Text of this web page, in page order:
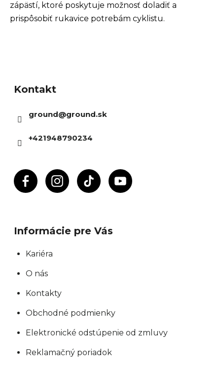
zápästí, ktoré poskytuje možnosť doladiť a
prispôsobiť rukavice potrebám cyklistu.
Kontakt
ground@ground.sk
+421948790234
Informácie pre Vás
Kariéra
O nás
Kontakty
Obchodné podmienky
Elektronické odstúpenie od zmluvy
Reklamačný poriadok